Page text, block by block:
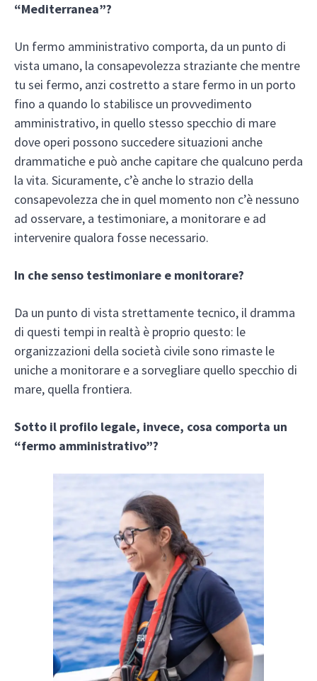
“Mediterranea”?
Un fermo amministrativo comporta, da un punto di
vista umano, la consapevolezza straziante che mentre
tu sei fermo, anzi costretto a stare fermo in un porto
fino a quando lo stabilisce un provvedimento
amministrativo, in quello stesso specchio di mare
dove operi possono succedere situazioni anche
drammatiche e può anche capitare che qualcuno perda
la vita. Sicuramente, c’è anche lo strazio della
consapevolezza che in quel momento non c’è nessuno
ad osservare, a testimoniare, a monitorare e ad
intervenire qualora fosse necessario.
In che senso testimoniare e monitorare?
Da un punto di vista strettamente tecnico, il dramma
di questi tempi in realtà è proprio questo: le
organizzazioni della società civile sono rimaste le
uniche a monitorare e a sorvegliare quello specchio di
mare, quella frontiera.
Sotto il profilo legale, invece, cosa comporta un
“fermo amministrativo”?